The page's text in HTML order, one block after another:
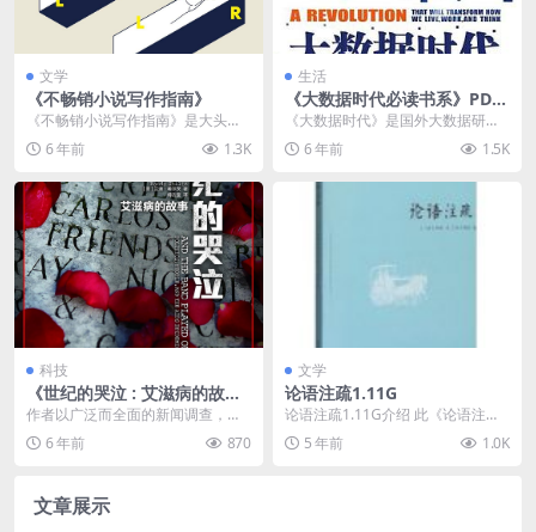
文学
《不畅销小说写作指南》
《不畅销小说写作指南》是大头马
近年来的作品合集。故事精巧荒
诞，讽刺和象征意味十足...
6 年前 1.3K
生活
《大数据时代必读书系》PDF
电子书下载
《大数据时代》是国外大数据研究
的先河之作，本书作者维克托•迈尔
•舍恩伯格被誉为“...
6 年前 1.5K
科技
《世纪的哭泣 : 艾滋病的故
事》
作者以广泛而全面的新闻调查，讲
了一个故事：艾滋病，为什么会在
美国流行？为什么在这...
6 年前 870
文学
论语注疏1.11G
论语注疏1.11G介绍 此《论语注
疏》由三国魏何晏注，北宋邢昺
疏。全书共十卷，二...
5 年前 1.0K
文章展示